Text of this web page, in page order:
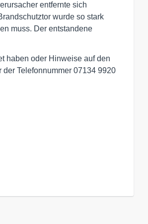
entfernte sich
wurde so stark
muss. Der entstandene
haben oder Hinweise auf den
Telefonnummer 07134 9920